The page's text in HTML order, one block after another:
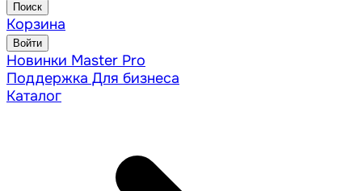
Поиск
Корзина
Войти
Новинки Master Pro
Поддержка Для бизнеса
Каталог